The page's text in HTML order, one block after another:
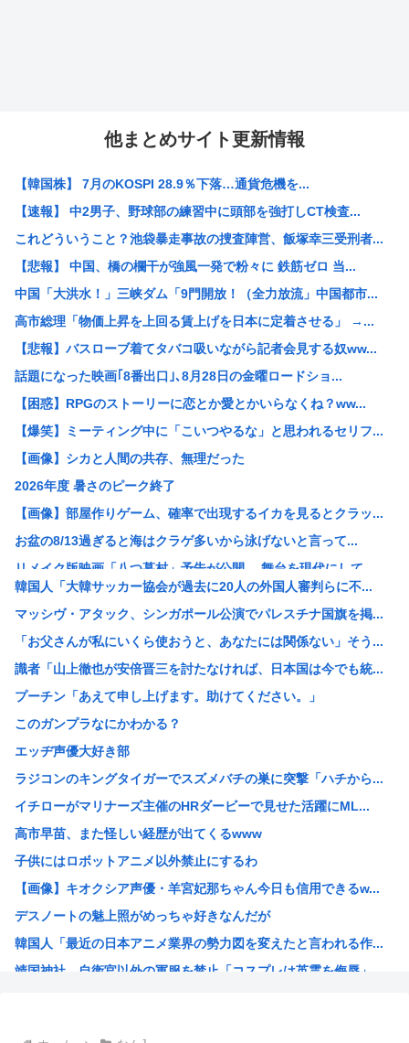
他まとめサイト更新情報
【韓国株】 7月のKOSPI 28.9％下落…通貨危機を...
【速報】 中2男子、野球部の練習中に頭部を強打しCT検査...
これどういうこと？池袋暴走事故の捜査陣営、飯塚幸三受刑者...
【悲報】 中国、橋の欄干が強風一発で粉々に 鉄筋ゼロ 当...
中国「大洪水！」三峡ダム「9門開放！（全力放流」中国都市...
高市総理「物価上昇を上回る賃上げを日本に定着させる」 →...
【悲報】バスローブ着てタバコ吸いながら記者会見する奴ww...
話題になった映画｢8番出口｣､8月28日の金曜ロードショ...
【困惑】RPGのストーリーに恋とか愛とかいらなくね？ww...
【爆笑】ミーティング中に「こいつやるな」と思われるセリフ...
【画像】シカと人間の共存、無理だった
2026年度 暑さのピーク終了
【画像】部屋作りゲーム、確率で出現するイカを見るとクラッ...
お盆の8/13過ぎると海はクラゲ多いから泳げないと言って...
リメイク版映画「八つ墓村」予告が公開、 舞台を現代にして...
【疑問】葬式←まぁわかる 四十九日←いらねぇだろ
【画像】ツレがこんなラスボスみたいな痛服で街歩くって聞か...
「蒼穹のファフナー」とかいうロボットアニメ
【画像】こういうブラに乳首ひっかけてる女の子ｗｗｗ
【画像】まんさん「貧乳だから男水着で市民プールいったら周...
【朗報】誤って脳幹を摘出された女性､重篤な植物状態だが､...
X、収益化が9/7に終わるwww
VTuberさん、祖母の「家族だけの一日葬」をした結果ｗ...
【悲報】休日BBQ上司さん「ワイくん！焼肉のタレ買ってき...
【衝撃】ハンターハンターの新能力「ムテキング」、ガチで最...
【悲報】ハンターハンターの新能力「ムテキング」、ガチで最...
【悲報】理系女子「ガンダムってさぁ、頭の“バルカン”意味...
【悲報】吉岡里帆、アドリブで俳優の手を取りおっぱいに押し...
【クレーマー】「研いでもらったら刃が1mm小さくなった」...
韓国人「大韓サッカー協会が過去に20人の外国人審判らに不...
マッシヴ・アタック、シンガポール公演でパレスチナ国旗を掲...
「お父さんが私にいくら使おうと、あなたには関係ない」そう...
識者「山上徹也が安倍晋三を討たなければ、日本国は今でも統...
プーチン「あえて申し上げます。助けてください。」
このガンプラなにかわかる？
エッヂ声優大好き部
ラジコンのキングタイガーでスズメバチの巣に突撃「ハチから...
イチローがマリナーズ主催のHRダービーで見せた活躍にML...
高市早苗、また怪しい経歴が出てくるwww
子供にはロボットアニメ以外禁止にするわ
【画像】キオクシア声優・羊宮妃那ちゃん今日も信用できるw...
デスノートの魅上照がめっちゃ好きなんだが
韓国人「最近の日本アニメ業界の勢力図を変えたと言われる作...
靖国神社、自衛官以外の軍服を禁止「コスプレは英霊を侮辱」